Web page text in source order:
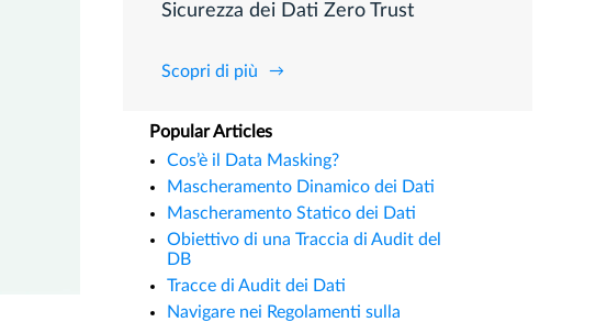
Sicurezza dei Dati Zero Trust
Scopri di più
Popular Articles
Cos’è il Data Masking?
Mascheramento Dinamico dei Dati
Mascheramento Statico dei Dati
Obiettivo di una Traccia di Audit del
DB
Tracce di Audit dei Dati
Navigare nei Regolamenti sulla